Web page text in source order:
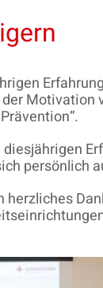
Motivation
persönlich
herzliches